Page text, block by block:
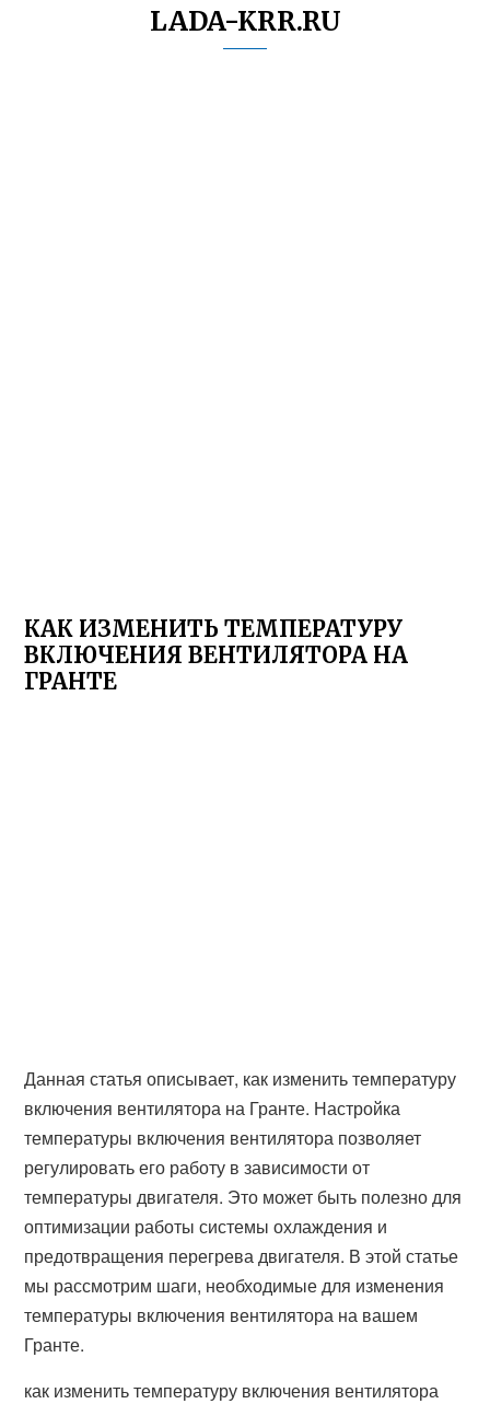
LADA-KRR.RU
КАК ИЗМЕНИТЬ ТЕМПЕРАТУРУ
ВКЛЮЧЕНИЯ ВЕНТИЛЯТОРА НА
ГРАНТЕ
Данная статья описывает, как изменить температуру
включения вентилятора на Гранте. Настройка
температуры включения вентилятора позволяет
регулировать его работу в зависимости от
температуры двигателя. Это может быть полезно для
оптимизации работы системы охлаждения и
предотвращения перегрева двигателя. В этой статье
мы рассмотрим шаги, необходимые для изменения
температуры включения вентилятора на вашем
Гранте.
как изменить температуру включения вентилятора